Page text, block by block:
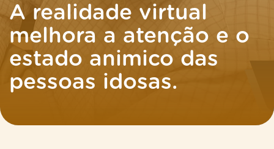
A realidade virtual
melhora a atenção e o
estado animico das
pessoas idosas.